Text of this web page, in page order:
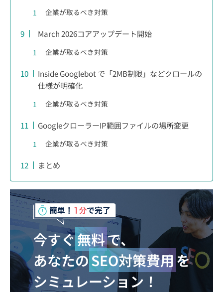
企業が取るべき対策
March 2026コアアップデート開始
企業が取るべき対策
Inside Googlebot で「2MB制限」などクロールの
仕様が明確化
企業が取るべき対策
GoogleクローラーIP範囲ファイルの場所変更
企業が取るべき対策
まとめ
今すぐ無料で、
あなたのSEO対策費用 を
シミュレーション！